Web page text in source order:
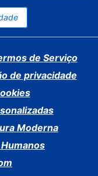
de Serviço
de privacidade
Moderna